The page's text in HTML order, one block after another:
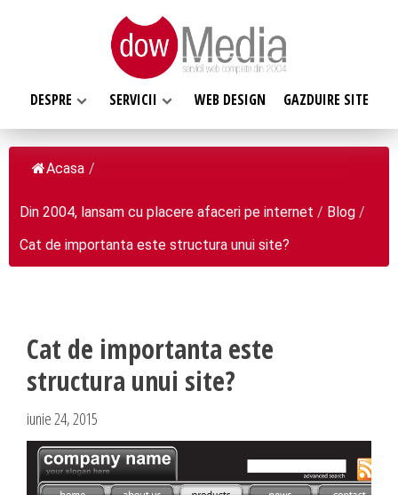
DESPRE SERVICII WEB DESIGN GAZDUIRE SITE
DESPRE NOI
Despre noi
Clientii nostri
Comunicate de presa
Contact
SERVICII WEB
Web design
Programare web
Inregistrari, Rezervari domenii
Software la comanda
Administrare si Mentenanta Site
Administrare server
Implementare plata card
Acasa /
Din 2004, lansam cu placere afaceri pe internet / Blog /
Cat de importanta este structura unui site?
Cat de importanta este
structura unui site?
iunie 24, 2015